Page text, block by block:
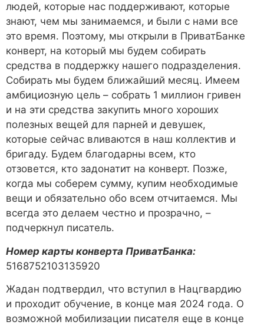
людей, которые нас поддерживают, которые
знают, чем мы занимаемся, и были с нами все
это время. Поэтому, мы открыли в ПриватБанке
конверт, на который мы будем собирать
средства в поддержку нашего подразделения.
Собирать мы будем ближайший месяц. Имеем
амбициозную цель – собрать 1 миллион гривен
и на эти средства закупить много хороших
полезных вещей для парней и девушек,
которые сейчас вливаются в наш коллектив и
бригаду. Будем благодарны всем, кто
отзовется, кто задонатит на конверт. Позже,
когда мы соберем сумму, купим необходимые
вещи и обязательно обо всем отчитаемся. Мы
всегда это делаем честно и прозрачно, –
подчеркнул писатель.
Номер карты конверта ПриватБанка:
5168752103135920
Жадан подтвердил, что вступил в Нацгвардию
и проходит обучение, в конце мая 2024 года. О
возможной мобилизации писателя еще в конце